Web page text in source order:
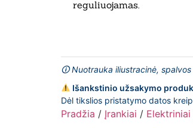
reguliuojamas.
🛈 Nuotrauka iliustracinė,
Išankstinio užsakymo
Dėl tikslios pristatymo datos
Pradžia / Įrankiai /